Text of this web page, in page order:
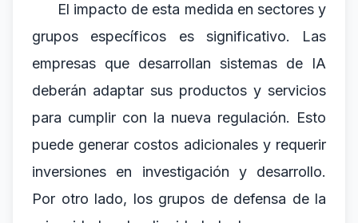
El impacto de esta medida en sectores y
grupos específicos es significativo. Las
empresas que desarrollan sistemas de IA
deberán adaptar sus productos y servicios
para cumplir con la nueva regulación. Esto
puede generar costos adicionales y requerir
inversiones en investigación y desarrollo.
Por otro lado, los grupos de defensa de la